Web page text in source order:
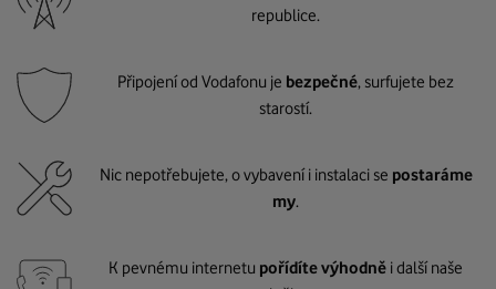
republice.
Připojení od Vodafonu je bezpečné, surfujete bez
starostí.
Nic nepotřebujete, o vybavení i instalaci se postaráme
my.
K pevnému internetu pořídíte výhodně i další naše